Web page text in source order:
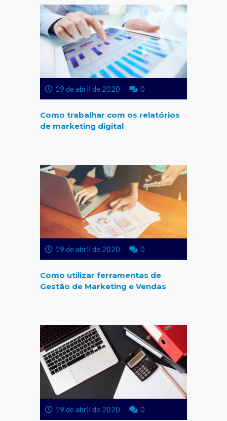
19 de abril de 2020 0
Como trabalhar com os relatórios
de marketing digital
19 de abril de 2020 0
Como utilizar ferramentas de
Gestão de Marketing e Vendas
19 de abril de 2020 0